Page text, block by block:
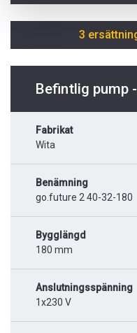
3
Befintlig pump
Fabrikat
Wita
Benämning
go.future 2 40-32-180
Bygglängd
180 mm
Anslutningsspänning
1x230 V